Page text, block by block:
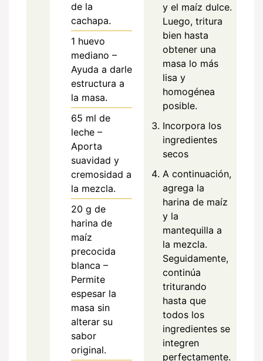
de la
cachapa.
1 huevo
mediano –
Ayuda a darle
estructura a
la masa.
65 ml de
leche –
Aporta
suavidad y
cremosidad a
la mezcla.
20 g de
harina de
maíz
precocida
blanca –
Permite
espesar la
masa sin
alterar su
sabor
original.
y el maíz dulce.
Luego, tritura
bien hasta
obtener una
masa lo más
lisa y
homogénea
posible.
Incorpora los
ingredientes
secos
A continuación,
agrega la
harina de maíz
y la
mantequilla a
la mezcla.
Seguidamente,
continúa
triturando
hasta que
todos los
ingredientes se
integren
perfectamente.